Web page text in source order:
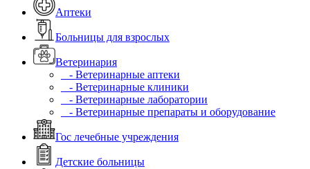
Аптеки
Больницы для взрослых
Ветеринария
- Ветеринарные аптеки
- Ветеринарные клиники
- Ветеринарные лаборатории
- Ветеринарные препараты и оборудование
Гос лечебные учреждения
Детские больницы